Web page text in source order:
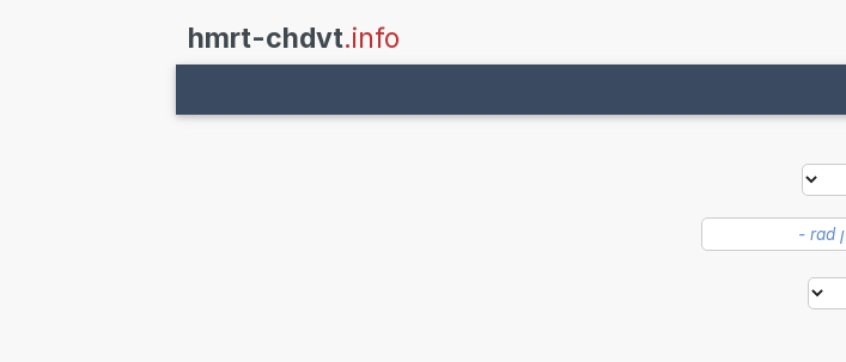
hmrt-chdvt.info